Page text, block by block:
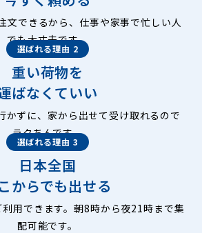
文できるから、仕事や家事で忙しい人
でも大丈夫です。
選ばれる理由 2
重い荷物を
ばなくていい
かずに、家から出せて受け取れるので
ラクちんです。
選ばれる理由 3
日本全国
からでも出せる
用できます。朝8時から夜21時まで集
配可能です。